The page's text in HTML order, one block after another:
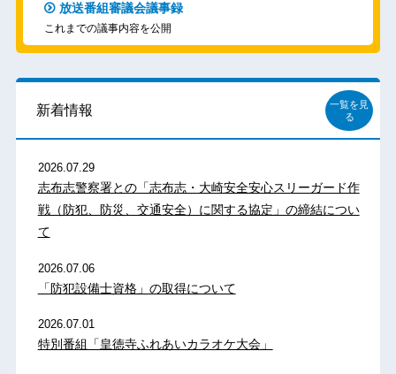
放送番組審議会議事録
これまでの議事内容を公開
新着情報
一覧を見
る
2026.07.29
志布志警察署との「志布志・大崎安全安心スリーガード作
戦（防犯、防災、交通安全）に関する協定」の締結につい
て
2026.07.06
「防犯設備士資格」の取得について
2026.07.01
特別番組「皇徳寺ふれあいカラオケ大会」